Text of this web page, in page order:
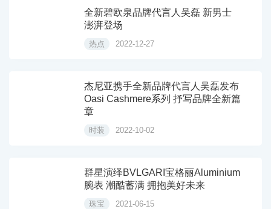
全新碧欧泉品牌代言人吴磊 新男士
澎湃登场
热点 2022-12-27
杰尼亚携手全新品牌代言人吴磊发布
Oasi Cashmere系列 抒写品牌全新篇
章
时装 2022-10-02
群星演绎BVLGARI宝格丽Aluminium
腕表 潮酷蓄满 拥抱美好未来
珠宝 2021-06-15